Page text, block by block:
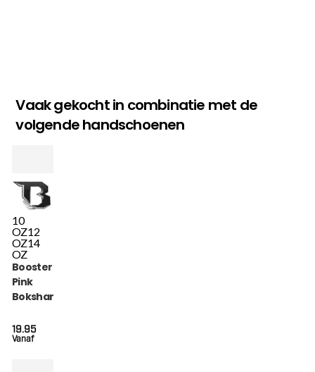
Vaak gekocht in combinatie met de
volgende handschoenen
10
OZ12
OZ14
OZ
Booster BT Starter
Pink
Bokshandschoenen
Vanaf
19.95